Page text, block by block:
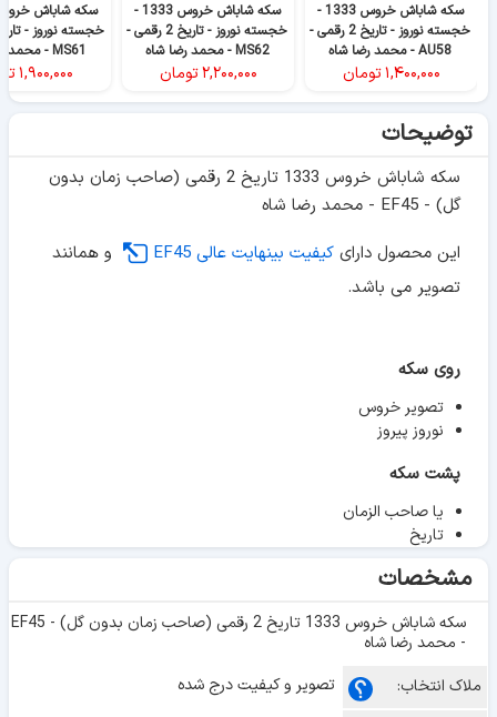
سکه شاباش خروس 1333 -
خجسته نوروز - تاریخ 2 رقمی -
AU58 - محمد رضا شاه
۱,۴۰۰,۰۰۰تومان
سکه شاباش خروس 1333 -
خجسته نوروز - تاریخ 2 رقمی -
MS62 - محمد رضا شاه
۲,۲۰۰,۰۰۰تومان
MS61 - محمد رضا شاه
۱,۹۰۰,۰۰۰
توضیحات
سکه شاباش خروس 1333 تاریخ 2 رقمی (صاحب زمان بدون
گل) - EF45 - محمد رضا شاه
این محصول دارای کیفیت بینهایت عالی EF45
و همانند
تصویر می باشد.
روی سکه
تصویر خروس
نوروز پیروز
پشت سکه
یا صاحب الزمان
تاریخ
مشخصات
سکه شاباش خروس 1333 تاریخ 2 رقمی (صاحب زمان بدون گل) - EF45
- محمد رضا شاه
ملاک انتخاب:
تصویر و کیفیت درج شده